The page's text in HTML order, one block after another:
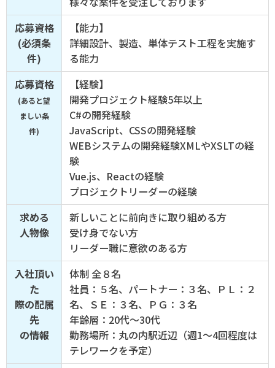
応募資格
(必須条
件)
【能力】
詳細設計、製造、単体テスト工程を実施す
る能力
応募資格
(あると望
ましい条
件)
【経験】
開発プロジェクト経験5年以上
C#の開発経験
JavaScript、CSSの開発経験
WEBシステムの開発経験XMLやXSLTの経
験
Vue.js、Reactの経験
プロジェクトリーダーの経験
求める
人物像
新しいことに前向きに取り組める方
受け身でない方
リーダー職に意欲のある方
入社頂い
た
際の配属
先
の情報
体制 全８名
社員：５名、パートナー：３名、ＰＬ：２
名、ＳＥ：３名、ＰＧ：３名
年齢層：20代～30代
勤務場所：丸の内駅近辺（週1～4回程度は
テレワークを予定）